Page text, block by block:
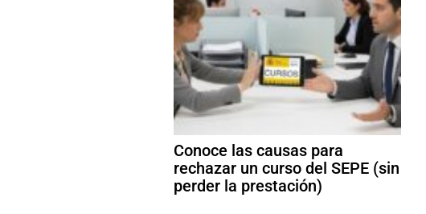
Conoce las causas para
rechazar un curso del SEPE (sin
perder la prestación)